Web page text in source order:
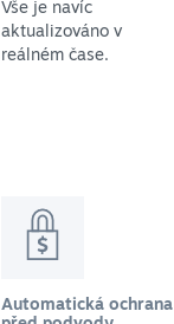
Vše je navíc
aktualizováno v
reálném čase.
Automatická ochrana